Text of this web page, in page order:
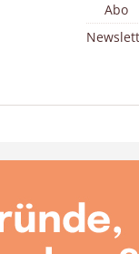
Abo